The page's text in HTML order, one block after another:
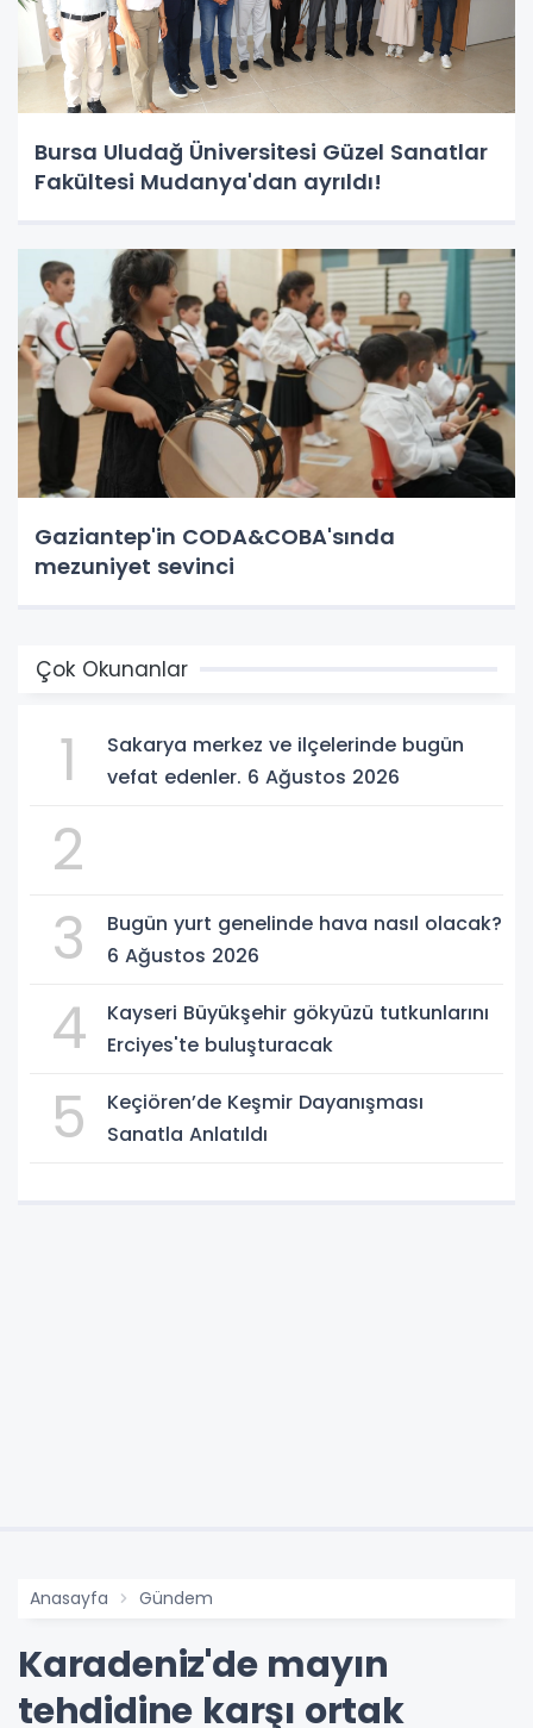
Bursa Uludağ Üniversitesi Güzel Sanatlar
Fakültesi Mudanya'dan ayrıldı!
Gaziantep'in CODA&COBA'sında
mezuniyet sevinci
Çok Okunanlar
1
Sakarya merkez ve ilçelerinde bugün
vefat edenler. 6 Ağustos 2026
2
3
Bugün yurt genelinde hava nasıl olacak?
6 Ağustos 2026
4
Kayseri Büyükşehir gökyüzü tutkunlarını
Erciyes'te buluşturacak
5
Keçiören’de Keşmir Dayanışması
Sanatla Anlatıldı
Anasayfa Gündem
Karadeniz'de mayın
tehdidine karşı ortak